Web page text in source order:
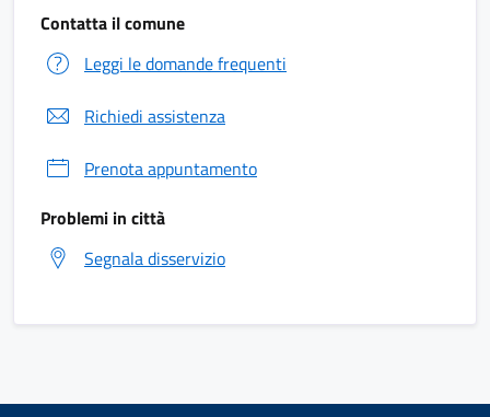
Contatta il comune
Leggi le domande frequenti
Richiedi assistenza
Prenota appuntamento
Problemi in città
Segnala disservizio